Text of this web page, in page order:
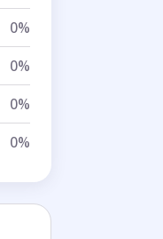
0%
0%
0%
0%